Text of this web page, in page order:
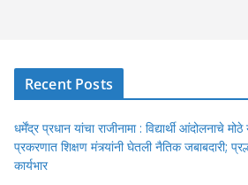
Recent Posts
धर्मेंद्र प्रधान यांचा राजीनामा : विद्यार्थी आंदोलनाचे
प्रकरणात शिक्षण मंत्र्यांनी घेतली नैतिक जबाबदारी;
कार्यभार